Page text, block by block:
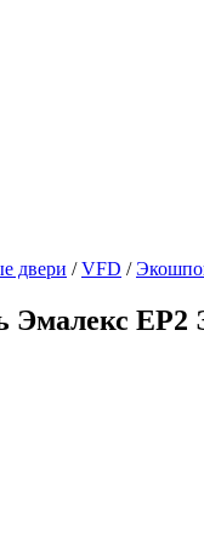
двери /VFD /
Эмалекс ЕР2